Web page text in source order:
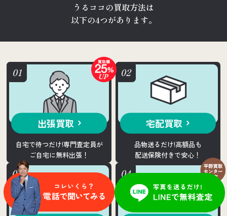
うるココの買取方法は
以下の4つがあります。
出張買取
自宅で待つだけ!専門査定員が
ご自宅に無料出張！
宅配買取
品物送るだけ!高額品も
配送保険付きで安心！